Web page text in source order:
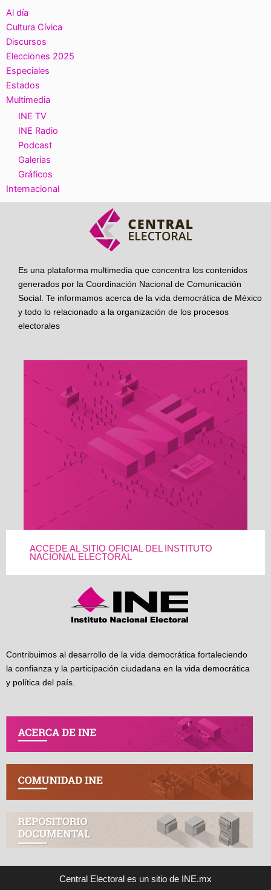
Al día
Cultura Cívica
Discursos
Elecciones 2025
Especiales
Estados
Multimedia
INE TV
INE Radio
Podcast
Galerías
Gráficos
Internacional
Es una plataforma multimedia que concentra los contenidos
generados por la Coordinación Nacional de Comunicación
Social. Te informamos acerca de la vida democrática de México
y todo lo relacionado a la organización de los procesos
electorales
ACCEDE AL SITIO OFICIAL DEL INSTITUTO
NACIONAL ELECTORAL
Contribuimos al desarrollo de la vida democrática fortaleciendo
la confianza y la participación ciudadana en la vida democrática
y política del país.
Central Electoral es un sitio de INE.mx